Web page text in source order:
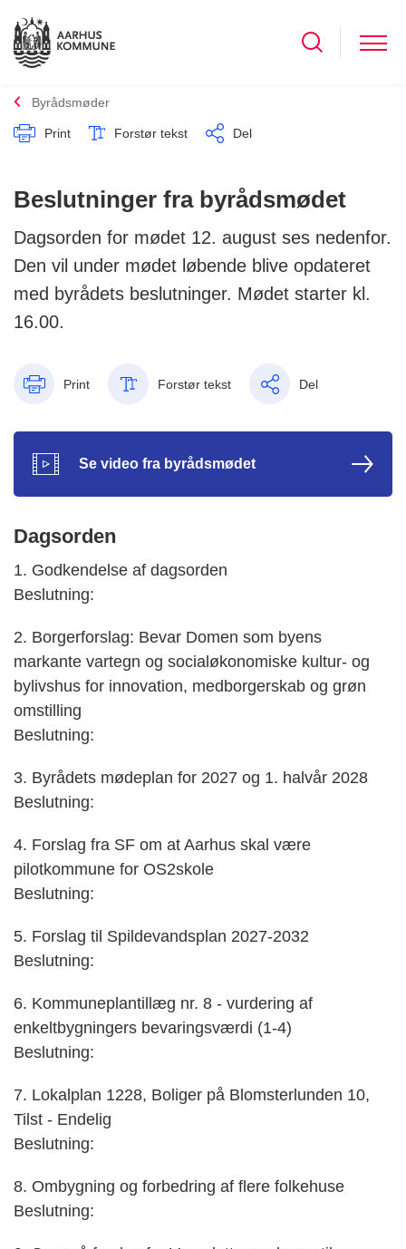
Byrådsmøder
Print Forstør tekst Del
Beslutninger fra byrådsmødet
Dagsorden for mødet 12. august ses nedenfor.
Den vil under mødet løbende blive opdateret
med byrådets beslutninger. Mødet starter kl.
16.00.
Print Forstør tekst Del
Se video fra byrådsmødet
Dagsorden
1. Godkendelse af dagsorden
Beslutning:
2. Borgerforslag: Bevar Domen som byens
markante vartegn og socialøkonomiske kultur- og
bylivshus for innovation, medborgerskab og grøn
omstilling
Beslutning:
3. Byrådets mødeplan for 2027 og 1. halvår 2028
Beslutning:
4. Forslag fra SF om at Aarhus skal være
pilotkommune for OS2skole
Beslutning:
5. Forslag til Spildevandsplan 2027-2032
Beslutning:
6. Kommuneplantillæg nr. 8 - vurdering af
enkeltbygningers bevaringsværdi (1-4)
Beslutning:
7. Lokalplan 1228, Boliger på Blomsterlunden 10,
Tilst - Endelig
Beslutning:
8. Ombygning og forbedring af flere folkehuse
Beslutning: